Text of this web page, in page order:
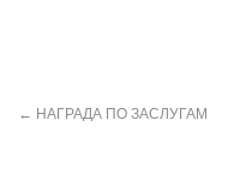
← НАГРАДА ПО ЗАСЛУГАМ